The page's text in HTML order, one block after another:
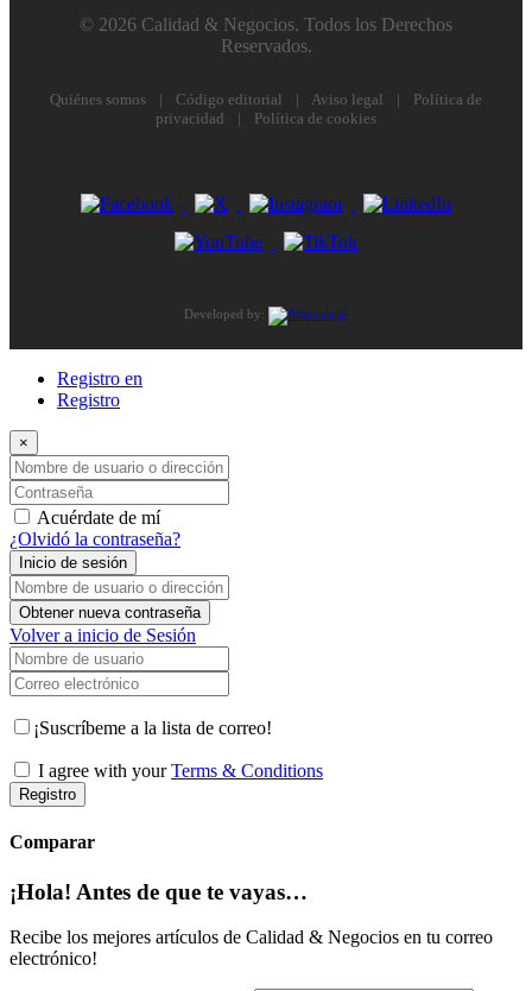
© 2026 Calidad & Negocios. Todos los Derechos
Reservados.
Quiénes somos | Código editorial | Aviso legal |
Política de
privacidad
| Política de cookies
Developed by:
Registro en
Registro
×
Nombre de usuario o dirección de correo electrónico
Contraseña
Acuérdate de mí
¿Olvidó la contraseña?
Inicio de sesión
Nombre de usuario o dirección de correo electrónico
Obtener nueva contraseña
Volver a inicio de Sesión
Nombre de usuario
Correo electrónico
¡Suscríbeme a la lista de correo!
I agree with yourTerms & Conditions
Registro
Comparar
¡Hola! Antes de que te vayas…
Recibe los mejores artículos de Calidad & Negocios en tu correo
electrónico!